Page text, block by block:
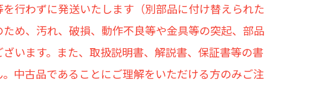
を行わずに発送いたします（別部品に付け替えられた
め、汚れ、破損、動作不良等や金具等の突起、部品
います。また、取扱説明書、解説書、保証書等の書
中古品であることにご理解をいただける方のみご注